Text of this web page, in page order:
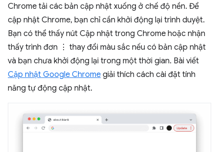
Chrome tải các bản cập nhật xuống ở chế độ nền. Để
cập nhật Chrome, bạn chỉ cần khởi động lại trình duyệt.
Bạn có thể thấy nút Cập nhật trong Chrome hoặc nhận
thấy trình đơn ⋮ thay đổi màu sắc nếu có bản cập nhật
và bạn chưa khởi động lại trong một thời gian. Bài viết
Cập nhật Google Chrome giải thích cách cài đặt tính
năng tự động cập nhật.